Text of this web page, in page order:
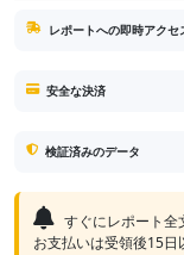
レポートへの即時アクセ
安全な決済
検証済みのデータ
すぐにレポート全
お支払いは受領後15日